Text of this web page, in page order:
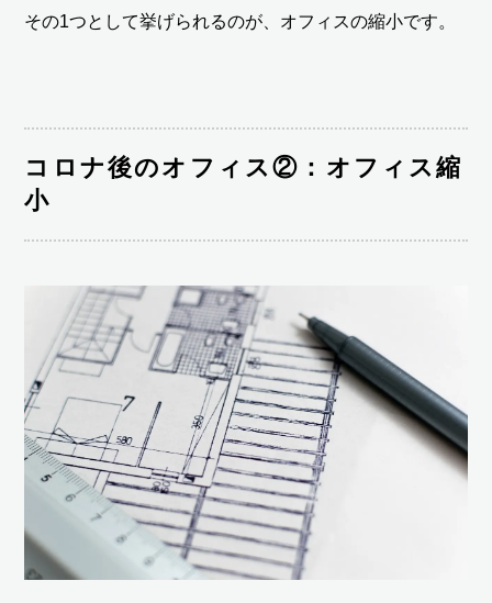
その1つとして挙げられるのが、オフィスの縮小です。
コロナ後のオフィス②：オフィス縮
小